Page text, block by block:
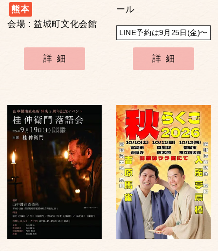
熊本
会場 : 益城町文化会館
詳細
ール
LINE予約は9月25日(金)〜
詳細